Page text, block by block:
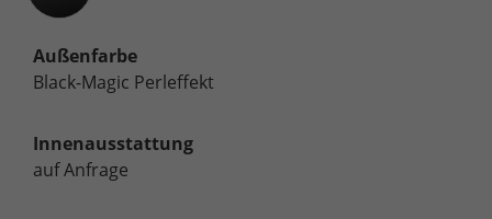
Außenfarbe
Black-Magic Perleffekt
Innenausstattung
auf Anfrage